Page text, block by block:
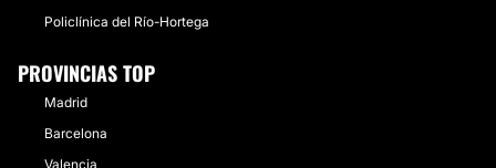
Policlínica del Río-Hortega
PROVINCIAS TOP
Madrid
Barcelona
Valencia